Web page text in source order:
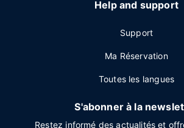
Help and support
Support
Ma Réservation
Toutes les langues
S'abonner à la
Restez informé des actualités et